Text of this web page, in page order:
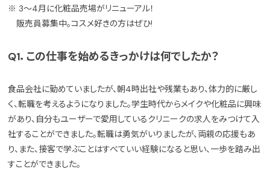
※ 3～4月に化粧品売場がリニューアル！
販売員募集中。コスメ好きの方はぜひ!
Q1．この仕事を始めるきっかけは何でしたか？
食品会社に勤めていましたが、朝4時出社や残業もあり、体力的に厳し
く、転職を考えるようになりました。学生時代からメイクや化粧品に興味
があり、自分もユーザーで愛用しているクリニークの求人をみつけて入
社することができました。転職は勇気がいりましたが、両親の応援もあ
り、また、接客で学ぶことはすべていい経験になると思い、一歩を踏み出
すことができました。